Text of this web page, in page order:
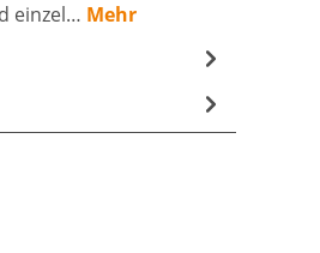
einzel… Mehr